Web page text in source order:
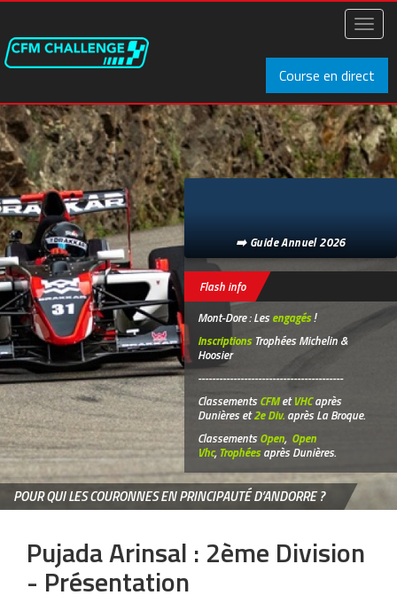
Aller
principal
Course en direct
➡️ Guide Annuel 2026
Flash info
Mont-Dore : Lesengagés!
InscriptionsTrophées Michelin &
Hoosier
-----------------------------------------
ClassementsCFMetVHCaprès
Dunières et2e Div. après La Broque.
ClassementsOpen, Open
Vhc, Trophéesaprès Dunières.
POUR QUI LES COURONNES EN PRINCIPAUTÉ D’ANDORRE ?
Pujada Arinsal : 2ème Division
- Présentation